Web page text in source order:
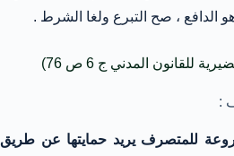
الدافع ، صح التبرع ولغا الشرط .
للقانون المدني ج 6 ص 76)
:
للمتصرف يريد حمايتها عن طريق